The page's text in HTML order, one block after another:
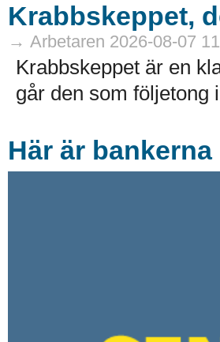
Krabbskeppet,
→ Arbetaren 2026-08-07
Krabbskeppet är en
går den som följetong
Här är